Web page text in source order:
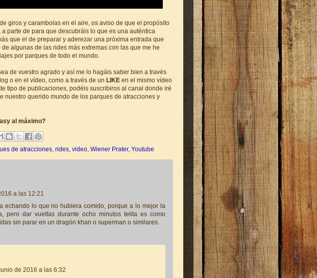
giros y carambolas en el aire, os aviso de que el propósito
parte de para que descubráis lo que es una auténtica
que el de preparar y aderezar una próxima entrada que
algunas de las rides más extremas con las que me he
por parques de todo el mundo.
de vuestro agrado y así me lo hagáis saber bien a través
o en el vídeo, como a través de un LIKE en el mismo vídeo
tipo de publicaciones, podéis suscribiros al canal donde iré
nuestro querido mundo de los parques de atracciones y
al máximo?
de atracciones, rides, video, Wiener Prater, Youtube
a las 12:21
echando lo que no hubiera comido, porque a lo mejor la
pero dar vueltas durante ocho minutos telita es como
sin parar en un dragón khan o superman o similares.
de 2016 a las 6:32